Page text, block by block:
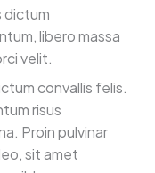
dictum
libero massa
velit.
convallis felis.
risus
Proin pulvinar
sit amet